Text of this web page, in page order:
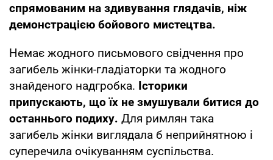
спрямованим на здивування глядачів, ніж
демонстрацією бойового мистецтва.
Немає жодного письмового свідчення про
загибель жінки-гладіаторки та жодного
знайденого надгробка. Історики
припускають, що їх не змушували битися до
останнього подиху. Для римлян така
загибель жінки виглядала б неприйнятною і
суперечила очікуванням суспільства.